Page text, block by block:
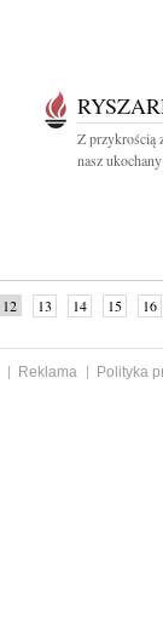
Z przykrością
nasz
12 13 14 15 16
Reklama
Polityka